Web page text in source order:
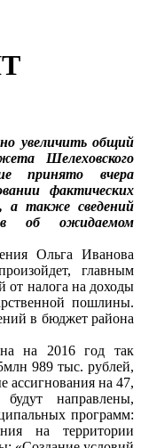
увеличить общий
Шелеховского
принято вчера
фактических
а также сведений
об ожидаемом
Ольга Иванова
главным
от налога на доходы
пошлины.
в бюджет района
на 2016 год так
989 тыс. рублей,
ассигнования на 47,
направлены,
программ:
на территории